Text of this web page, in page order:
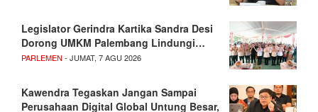
Legislator Gerindra Kartika Sandra Desi
Dorong UMKM Palembang Lindungi…
PARLEMEN - JUMAT, 7 AGU 2026
Kawendra Tegaskan Jangan Sampai
Perusahaan Digital Global Untung Besar,